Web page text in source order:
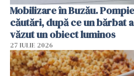
Mobilizare în Buzău.
căutări, după ce un bărbat a
văzut un obiect luminos
27 IULIE 2026